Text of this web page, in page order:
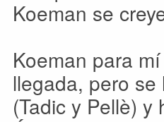
Koeman se
Koeman para
llegada, pero
(Tadic y Pellè)